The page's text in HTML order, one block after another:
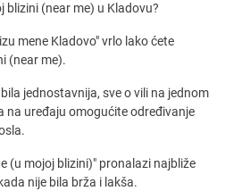
blizini (near me) u Kladovu?
mene Kladovo" vrlo lako ćete
(near me).
jednostavnija, sve o vili na jednom
na uređaju omogućite određivanje
(u mojoj blizini)" pronalazi najbliže
nije bila brža i lakša.